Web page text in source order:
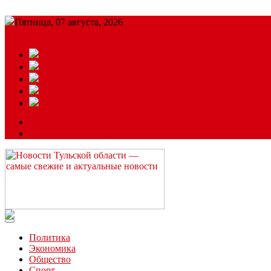
Пятница, 07 августа, 2026
Читайте последние новости дня в Тульской области на сайте
Политика
Экономика
Общество